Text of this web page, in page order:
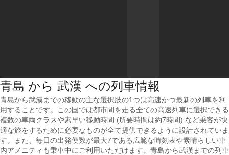
青島 から 武漢 への列車情報
青島から武漢までの移動の主な選択肢の1つは高速かつ最新の列車を利
用することです。この国では都市間を走る全ての高速列車に選択できる
複数の車両クラスや素早い移動時間 (所要時間は約7時間) など乗客が快
適な旅をするために必要なものが全て提供できるように設計されていま
す。また、毎日の出発便数が最大7である広範な時刻表や素晴らしい車
内アメニティも乗車中にご利用いただけます。青島から武漢までの列車